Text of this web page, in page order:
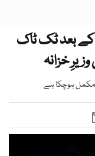
بعد ٹک ٹاک
خزانہ
مکمل ہوچکا ہے